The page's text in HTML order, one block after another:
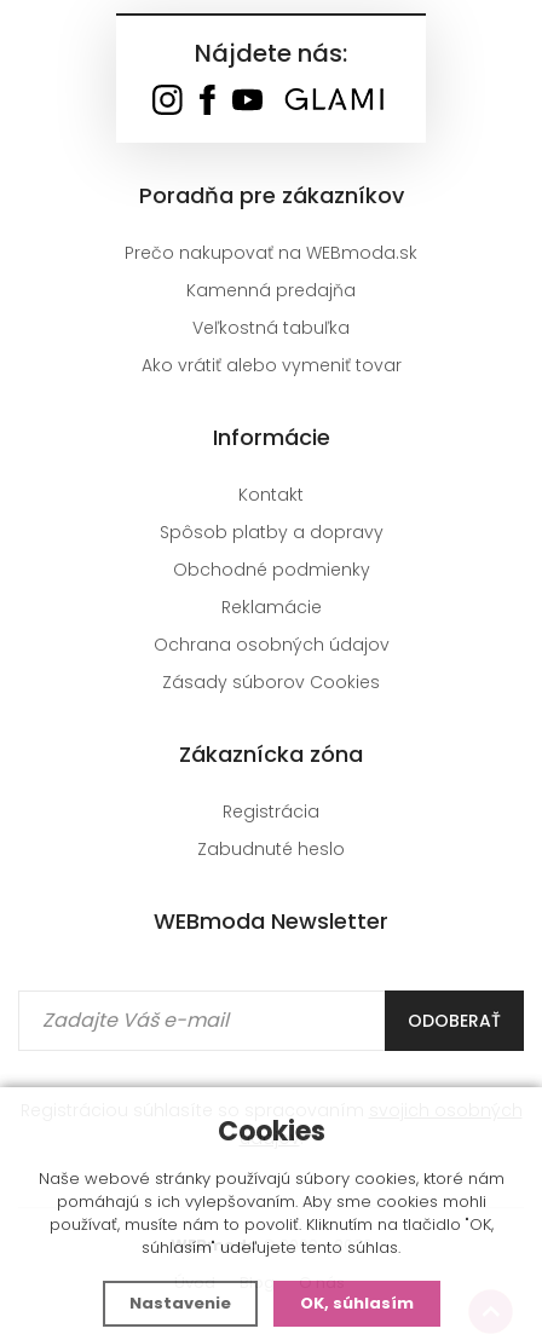
Nájdete nás:
Poradňa pre zákazníkov
Prečo nakupovať na WEBmoda.sk
Kamenná predajňa
Veľkostná tabuľka
Ako vrátiť alebo vymeniť tovar
Informácie
Kontakt
Spôsob platby a dopravy
Obchodné podmienky
Reklamácie
Ochrana osobných údajov
Zásady súborov Cookies
Zákaznícka zóna
Registrácia
Zabudnuté heslo
WEBmoda Newsletter
ODOBERAŤ
údajov.
WEBmoda© 2009 - 2026
Úvod
Blog O nás
Cookies
Naše webové stránky používajú súbory cookies, ktoré nám
pomáhajú s ich vylepšovaním. Aby sme cookies mohli
používať, musíte nám to povoliť. Kliknutím na tlačidlo "OK,
súhlasím" udeľujete tento súhlas.
Nastavenie OK, súhlasím